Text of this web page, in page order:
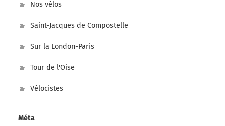
Nos vélos
Saint-Jacques de Compostelle
Sur la London-Paris
Tour de l'Oise
Vélocistes
Méta